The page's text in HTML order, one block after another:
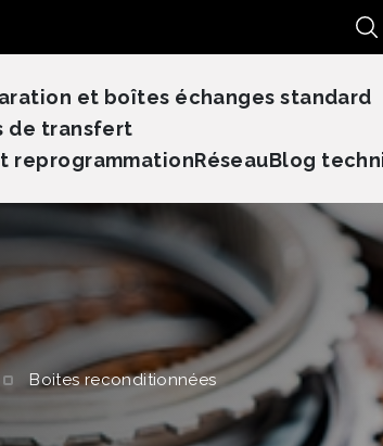
et boîtes échanges standard
de transfert
reprogrammationRéseauBlog
Boites reconditionnées